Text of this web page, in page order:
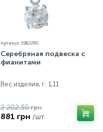
Артикул: 1982280
Серебряная подвеска с
фианитами
Вес изделия, г.: 1,11
2 202.30 грн
881 грн /шт.